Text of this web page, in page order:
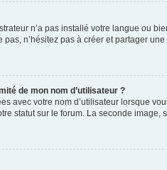
n’a pas installé votre langue ou
pas, n’hésitez pas à créer et partager
de mon nom d’utilisateur ?
avec votre nom d’utilisateur lorsque
statut sur le forum. La seconde